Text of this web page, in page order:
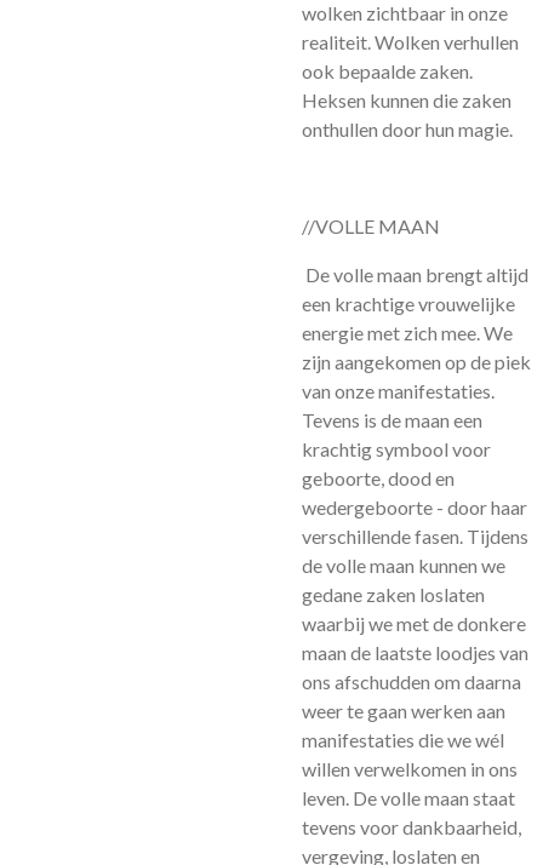
wolken zichtbaar in onze
realiteit. Wolken verhullen
ook bepaalde zaken.
Heksen kunnen die zaken
onthullen door hun magie.
//VOLLE MAAN
De volle maan brengt altijd
een krachtige vrouwelijke
energie met zich mee. We
zijn aangekomen op de piek
van onze manifestaties.
Tevens is de maan een
krachtig symbool voor
geboorte, dood en
wedergeboorte - door haar
verschillende fasen. Tijdens
de volle maan kunnen we
gedane zaken loslaten
waarbij we met de donkere
maan de laatste loodjes van
ons afschudden om daarna
weer te gaan werken aan
manifestaties die we wél
willen verwelkomen in ons
leven. De volle maan staat
tevens voor dankbaarheid,
vergeving, loslaten en